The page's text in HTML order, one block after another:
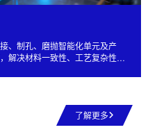
、制孔、磨抛智能化单元及产
解决材料一致性、工艺复杂性难
了解更多